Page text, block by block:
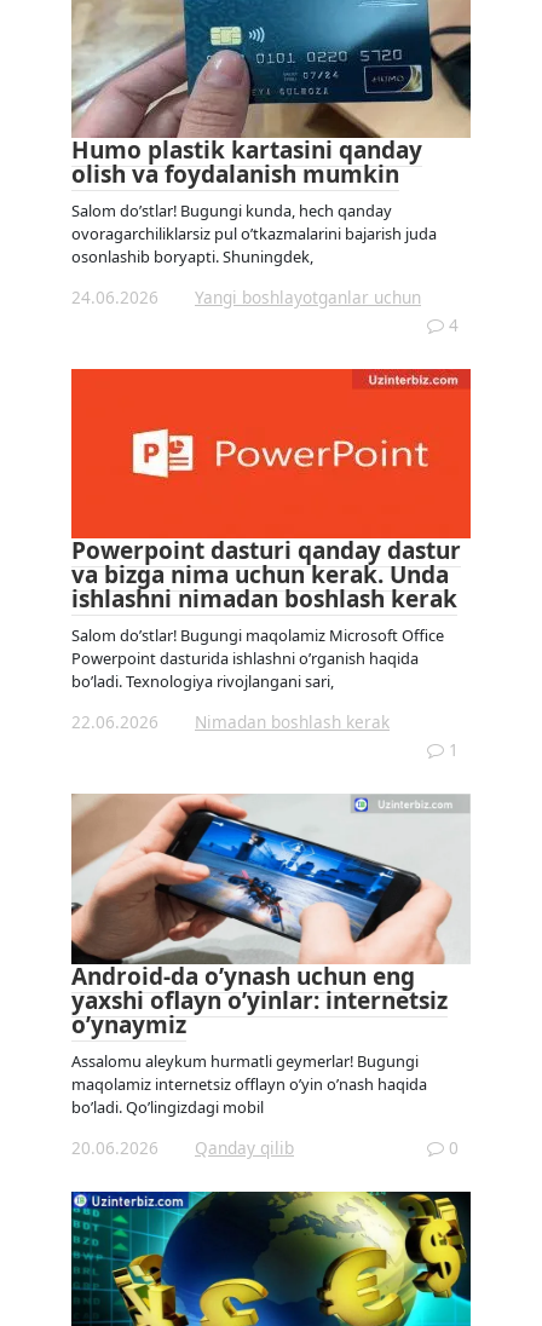
Humo plastik kartasini qanday
olish va foydalanish mumkin
Salom do’stlar! Bugungi kunda, hech qanday
ovoragarchiliklarsiz pul o’tkazmalarini bajarish juda
osonlashib boryapti. Shuningdek,
24.06.2026
Yangi boshlayotganlar uchun
4
Powerpoint dasturi qanday dastur
va bizga nima uchun kerak. Unda
ishlashni nimadan boshlash kerak
Salom do’stlar! Bugungi maqolamiz Microsoft Office
Powerpoint dasturida ishlashni o’rganish haqida
bo’ladi. Texnologiya rivojlangani sari,
22.06.2026
Nimadan boshlash kerak
1
Android-da o’ynash uchun eng
yaxshi oflayn o’yinlar: internetsiz
o’ynaymiz
Assalomu aleykum hurmatli geymerlar! Bugungi
maqolamiz internetsiz offlayn o’yin o’nash haqida
bo’ladi. Qo’lingizdagi mobil
20.06.2026 Qanday qilib 0